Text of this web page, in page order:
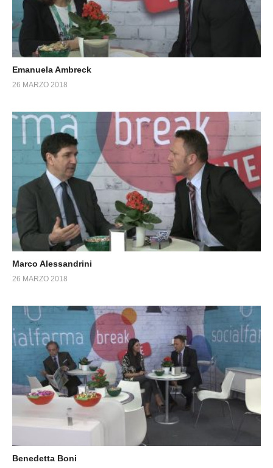
Emanuela Ambreck
26 MARZO 2018
Marco Alessandrini
26 MARZO 2018
Benedetta Boni